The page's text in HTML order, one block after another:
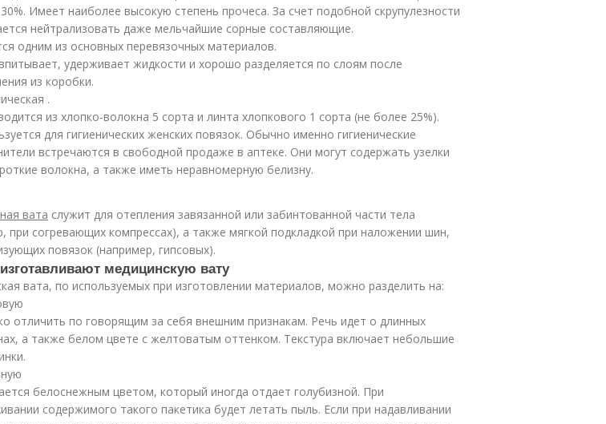
Имеет наиболее высокую степень прочеса. За счет подобной скрупулезности
нейтрализовать даже мельчайшие сорные составляющие.
одним из основных перевязочных материалов.
удерживает жидкости и хорошо разделяется по слоям после
из коробки.
.
из хлопко-волокна 5 сорта и линта хлопкового 1 сорта (не более 25%).
для гигиенических женских повязок. Обычно именно гигиенические
встречаются в свободной продаже в аптеке. Они могут содержать узелки
волокна, а также иметь неравномерную белизну.
вата служит для отепления завязанной или забинтованной части тела
при согревающих компрессах), а также мягкой подкладкой при наложении шин,
повязок (например, гипсовых).
медицинскую вату
вата, по используемых при изготовлении материалов, можно разделить на:
отличить по говорящим за себя внешним признакам. Речь идет о длинных
а также белом цвете с желтоватым оттенком. Текстура включает небольшие
белоснежным цветом, который иногда отдает голубизной. При
содержимого такого пакетика будет летать пыль. Если при надавливании